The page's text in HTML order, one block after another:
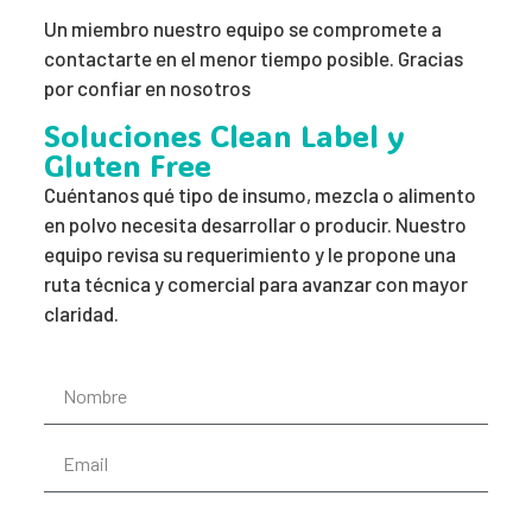
Un miembro nuestro equipo se compromete a
contactarte en el menor tiempo posible. Gracias
por confiar en nosotros
Soluciones Clean Label y
Gluten Free
Cuéntanos qué tipo de insumo, mezcla o alimento
en polvo necesita desarrollar o producir. Nuestro
equipo revisa su requerimiento y le propone una
ruta técnica y comercial para avanzar con mayor
claridad.